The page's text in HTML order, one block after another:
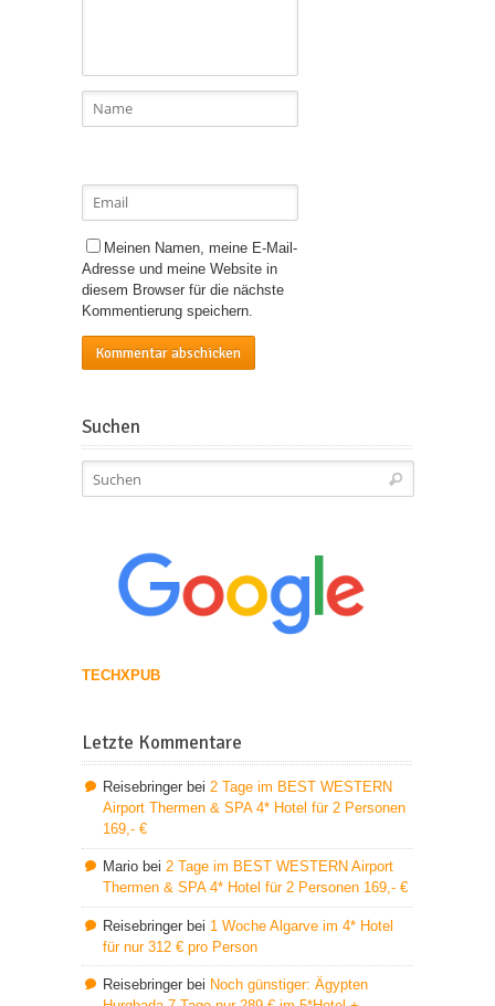
Meinen Namen, meine E-Mail-
Adresse und meine Website in
diesem Browser für die nächste
Kommentierung speichern.
Suchen
TECHXPUB
Letzte Kommentare
Reisebringer bei 2 Tage im BEST WESTERN
Airport Thermen & SPA 4* Hotel für 2 Personen
169,- €
Mario bei 2 Tage im BEST WESTERN Airport
Thermen & SPA 4* Hotel für 2 Personen 169,- €
Reisebringer bei 1 Woche Algarve im 4* Hotel
für nur 312 € pro Person
Reisebringer bei Noch günstiger: Ägypten